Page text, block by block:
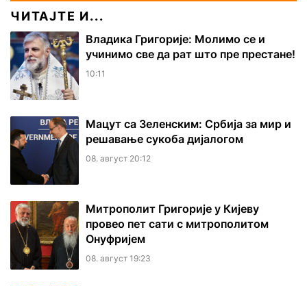
ЧИТАЈТЕ И...
Владика Григорије: Молимо се и
учинимо све да рат што пре престане!
10:11
Мацут са Зеленским: Србија за мир и
решавање сукоба дијалогом
08. август 20:12
Митрополит Григорије у Кијеву
провео пет сати с митрополитом
Онуфријем
08. август 19:23